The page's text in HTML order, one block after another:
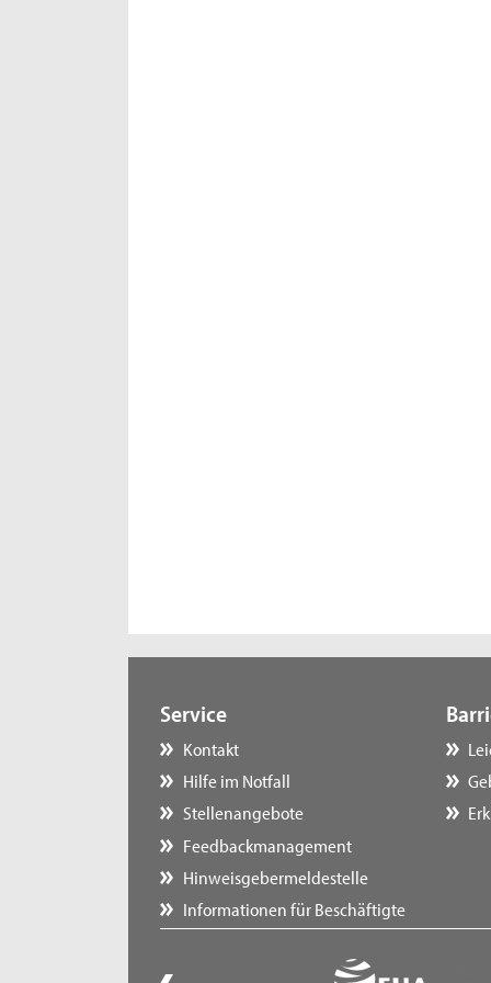
Service
Kontakt
Hilfe im Notfall
Stellenangebote
Feedbackmanagement
Hinweisgebermeldestelle
Informationen für Beschäftigte